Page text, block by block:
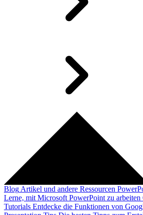
Blog Artikel und andere Ressourcen
Lerne, mit Microsoft PowerPoint zu arbeiten
Tutorials Entdecke die Funktionen von